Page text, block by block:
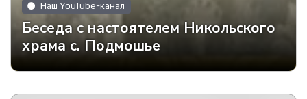
Наш YouTube-канал
Беседа с настоятелем Никольского
храма с. Подмошье